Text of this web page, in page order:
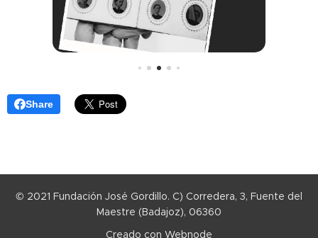
Share
© 2021 Fundación José Gordillo. C) Corredera, 3, Fuente del
Maestre (Badajoz), 06360
Creado con Webnode